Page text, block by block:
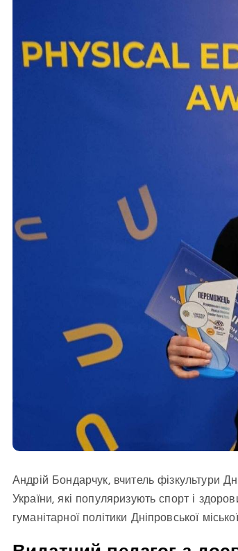
Андрій Бондарчук, вчитель фізкультури
України, які популяризують спорт і
гуманітарної політики Дніпровської